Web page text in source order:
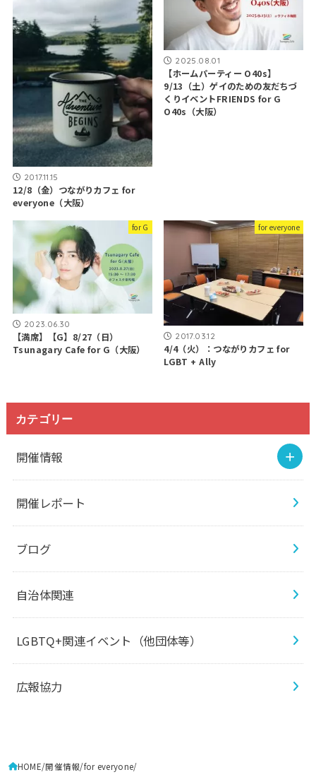
2017.11.15
12/8（金）つながりカフェ for
everyone（大阪）
2025.08.01
【ホームパーティー O40s】
9/13（土）ゲイのための友だちづ
くりイベントFRIENDS for G
O40s（大阪）
for G
2023.06.30
【満席】【G】8/27（日）
Tsunagary Cafe for G（大阪）
for everyone
2017.03.12
4/4（火）：つながりカフェ for
LGBT + Ally
カテゴリー
開催情報
開催レポート
ブログ
自治体関連
LGBTQ+関連イベント（他団体等）
広報協力
HOME 開催情報 for everyone